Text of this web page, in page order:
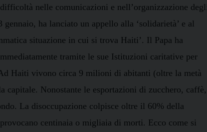
nelle comunicazioni e nell’organizzazione
ha lanciato un appello alla ‘solidarietà’ e al
situazione in cui si trova Haiti’. Il Papa ha
tramite le sue Istituzioni caritative per
Haiti vivono circa 9 milioni di abitanti (oltre la metà
Nonostante le esportazioni di zucchero, caffè,
La disoccupazione colpisce oltre il 60% della
centinaia o migliaia di morti. Ecco come si